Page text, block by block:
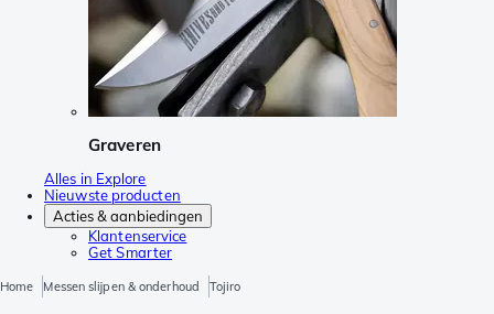
Graveren
Alles in Explore
Nieuwste producten
Acties & aanbiedingen
Klantenservice
Get Smarter
Home Messen slijpen & onderhoud Tojiro